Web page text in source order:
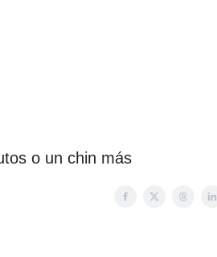
o un chin más